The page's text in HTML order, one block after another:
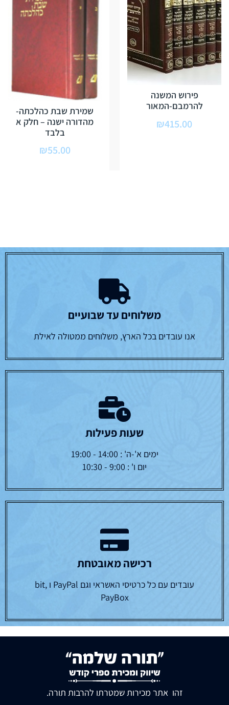
פירוש המשנה
להרמבם-המאור
₪415.00
שמירת שבת כהלכתה-
מהדורה ישנה – חלק א
בלבד
₪55.00
משלוחים עד שבועיים
אנו עובדים בכל הארץ, משלוחים ממטולה לאילת
שעות פעילות
ימים א'-ה' : 14:00 - 19:00
יום ו' : 9:00 - 10:30
רכישה מאובטחת
עובדים עם כל כרטיסי האשראי וגם PayPal ו bit,
PayBox
זהו אתר מכירות שמטרתו להרבות תורה.